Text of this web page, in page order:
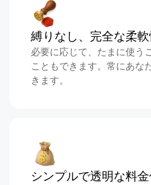
縛りなし、完全な柔
必要に応じて、たまに使う
こともできます。常にあな
きます。
シンプルで透明な料